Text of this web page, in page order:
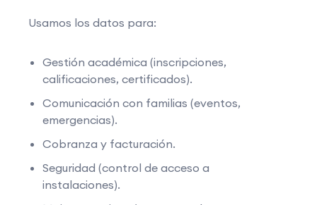
Usamos los datos para:
Gestión académica (inscripciones,
calificaciones, certificados).
Comunicación con familias (eventos,
emergencias).
Cobranza y facturación.
Seguridad (control de acceso a
instalaciones).